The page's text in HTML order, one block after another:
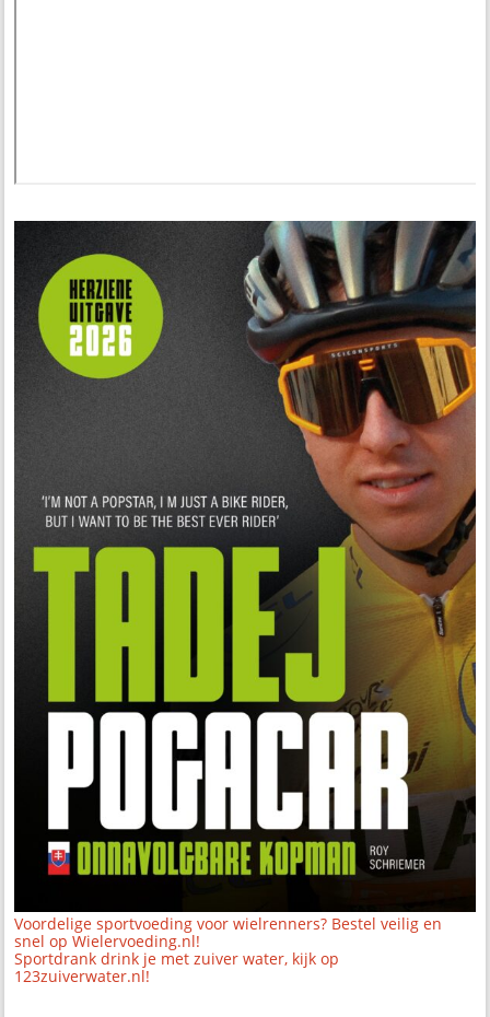
Voordelige sportvoeding voor wielrenners? Bestel veilig en
snel op Wielervoeding.nl!
Sportdrank drink je met zuiver water, kijk op
123zuiverwater.nl!